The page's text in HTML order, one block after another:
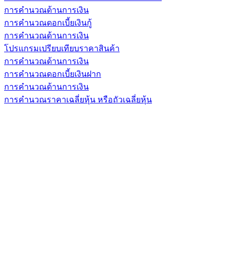
การคำนวณด้านการเงิน
การคำนวณดอกเบี้ยเงินกู้
การคำนวณด้านการเงิน
โปรแกรมเปรียบเทียบราคาสินค้า
การคำนวณด้านการเงิน
การคำนวณดอกเบี้ยเงินฝาก
การคำนวณด้านการเงิน
การคำนวณราคาเฉลี่ยหุ้น หรือถัวเฉลี่ยหุ้น